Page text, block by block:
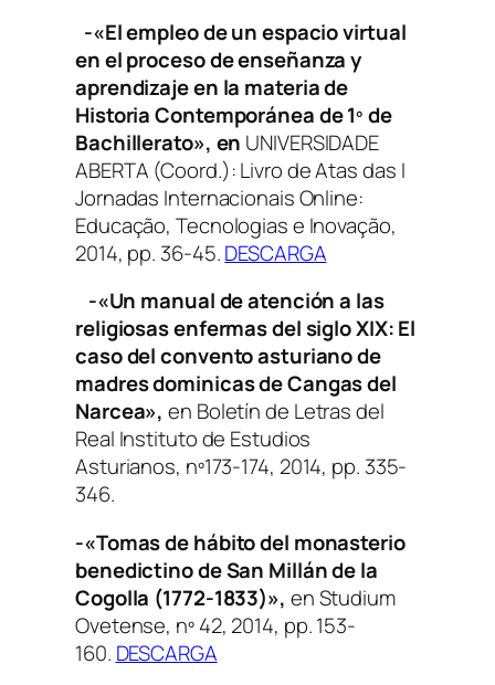
-«El empleo de un espacio virtual
en el proceso de enseñanza y
aprendizaje en la materia de
Historia Contemporánea de 1º de
Bachillerato», en UNIVERSIDADE
ABERTA (Coord.):Livro de Atas das I
Jornadas Internacionais Online:
Educação, Tecnologias e Inovação,
2014, pp. 36-45.DESCARGA
-«Un manual de atención a las
religiosas enfermas del siglo XIX: El
caso del convento asturiano de
madres dominicas de Cangas del
Narcea», en Boletín de Letras del
Real Instituto de Estudios
Asturianos, nº173-174, 2014, pp. 335-
346.
-«Tomas de hábito del monasterio
benedictino de San Millán de la
Cogolla (1772-1833)», enStudium
Ovetense, nº 42, 2014, pp. 153-
160. DESCARGA